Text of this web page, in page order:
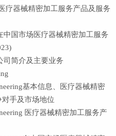
器械精密加工服务产品及服务
国市场医疗器械精密加工服务
简介及主要业务
基本信息、医疗器械精密
手及市场地位
医疗器械精密加工服务产